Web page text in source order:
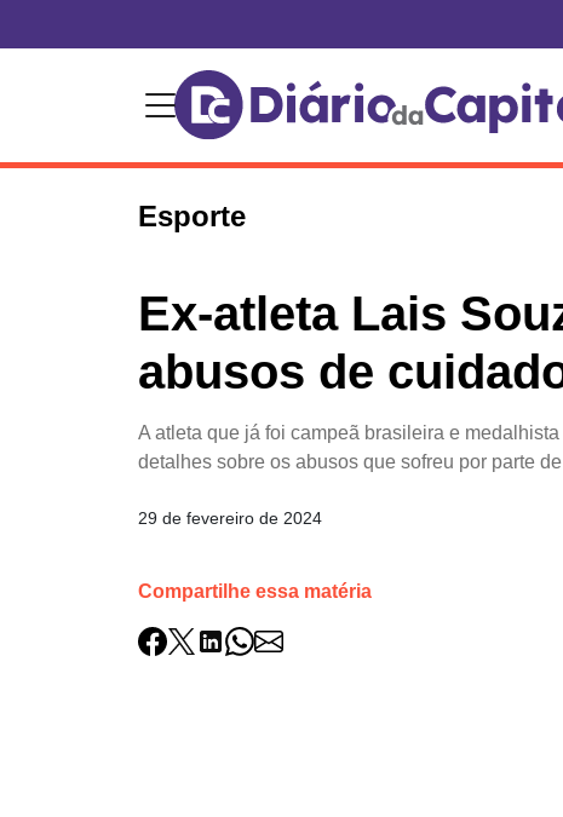
Esporte
Ex-atleta Lais
abusos de
A atleta que já foi campeã brasileira e
detalhes sobre os abusos que sofreu por parte
29 de fevereiro de 2024
Compartilhe essa matéria